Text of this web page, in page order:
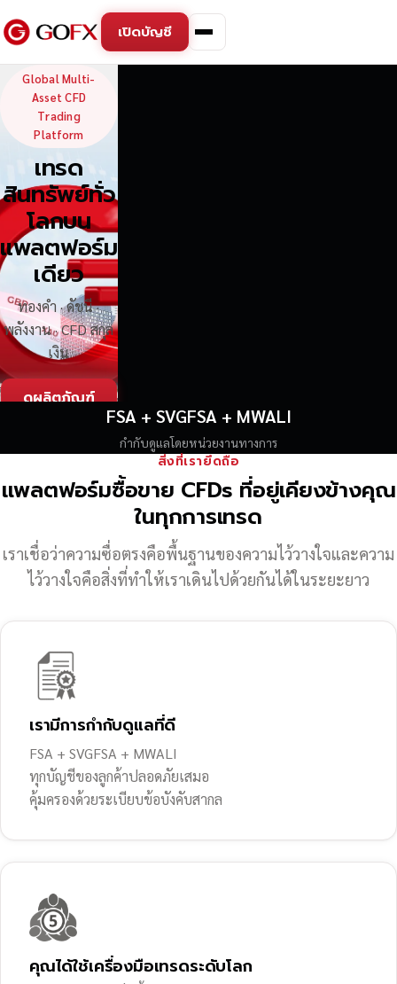
เปิดบัญชี
GoFX — Global Multi-
Global Multi-
Asset CFD
Trading
Platform
เทรด
สินทรัพย์ทั่ว
โลกบน
แพลตฟอร์ม
เดียว
ทองคำ · ดัชนี ·
พลังงาน · CFD สกุล
เงิน
ดูผลิตภัณฑ์
FSA + SVGFSA + MWALI
กำกับดูแลโดยหน่วยงานทางการ
สิ่งที่เรายึดถือ
แพลตฟอร์มซื้อขาย CFDs ที่อยู่เคียงข้างคุณ
ในทุกการเทรด
เราเชื่อว่าความซื่อตรงคือพื้นฐานของความไว้วางใจและความ
ไว้วางใจคือสิ่งที่ทำให้เราเดินไปด้วยกันได้ในระยะยาว
เรามีการกำกับดูแลที่ดี
FSA + SVGFSA + MWALI
ทุกบัญชีของลูกค้าปลอดภัยเสมอ
คุ้มครองด้วยระเบียบข้อบังคับสากล
คุณได้ใช้เครื่องมือเทรดระดับโลก